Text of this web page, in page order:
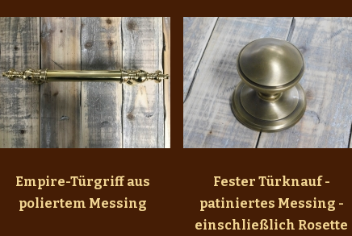
Empire-Türgriff aus
poliertem Messing
Fester Türknauf -
patiniertes Messing -
einschließlich Rosette